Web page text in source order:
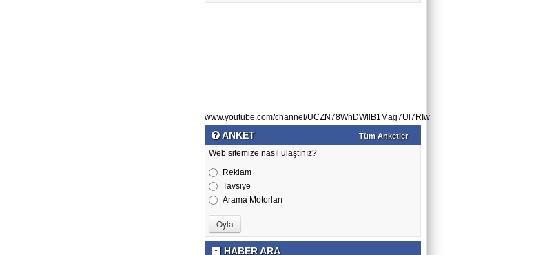
www.youtube.com/channel/UCZN78WhDWllB1Mag7Ul7RIw
ANKET Tüm Anketler
Web sitemize nasıl ulaştınız?
Reklam
Tavsiye
Arama Motorları
HABER ARA